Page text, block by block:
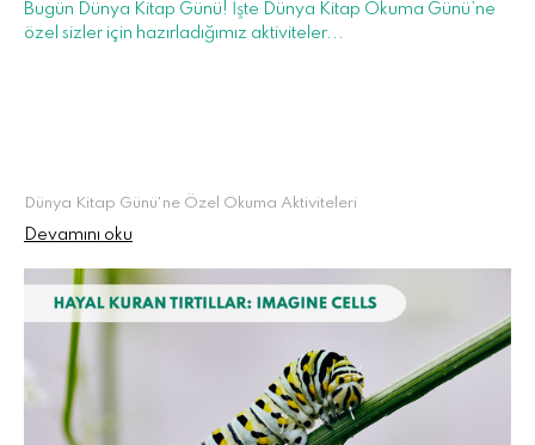
Bugün Dünya Kitap Günü! İşte Dünya Kitap Okuma Günü’ne
özel sizler için hazırladığımız aktiviteler...
Dünya Kitap Günü'ne Özel Okuma Aktiviteleri
Devamını oku